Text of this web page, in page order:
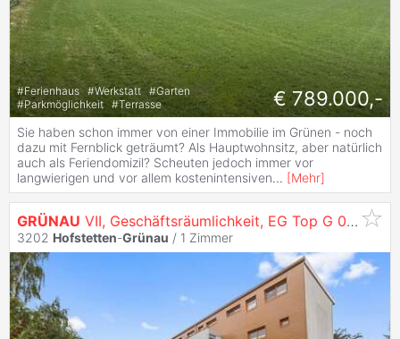
#Ferienhaus #Werkstatt #Garten
#Parkmöglichkeit #Terrasse € 789.000,-
Sie haben schon immer von einer Immobilie im Grünen - noch
dazu mit Fernblick geträumt? Als Hauptwohnsitz, aber natürlich
auch als Feriendomizil? Scheuten jedoch immer vor
langwierigen und vor allem kostenintensiven... [Mehr]
GRÜNAU VII, Geschäftsräumlichkeit, EG Top G 01, 1000/00010410/00002101
3202 Hofstetten-Grünau / 1 Zimmer